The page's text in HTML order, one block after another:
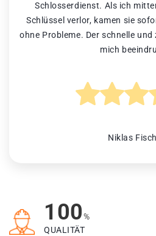
Schlosserdienst. Als ich
Schlüssel verlor, kamen sie
ohne Probleme. Der schnelle
mich
Niklas
100%
QUALITÄT